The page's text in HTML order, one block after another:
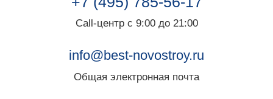
Call-центр с 9:00 до 21:00
info@best-novostroy.ru
Общая электронная почта